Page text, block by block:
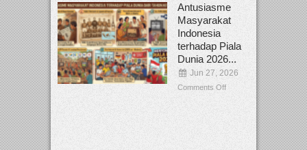
Antusiasme
Masyarakat
Indonesia
terhadap Piala
Dunia 2026...
Jun 27, 2026
Comments Off